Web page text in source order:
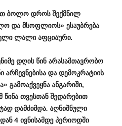
ბოლო დროს შექმნილ
და მსოფლიოს» ესაუბრება
ლალი აფციაური.
დღის წინ არასამთავრობო
არჩევნებისა და დემოკრატიის
» გამოაქვეყნა ანგარიში,
წინა თვესთან შედარებით
დამძიმდა. აღნიშნული
4 ივნისამდე პერიოდში